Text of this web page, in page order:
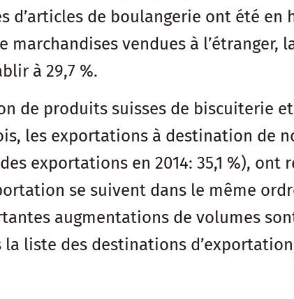
de boulangerie ont été en
vendues à l’étranger,
à 29,7 %.
de produits suisses de biscuiterie
les exportations à destination de
exportations en 2014: 35,1 %),
se suivent dans le même
augmentations de volumes
liste des destinations